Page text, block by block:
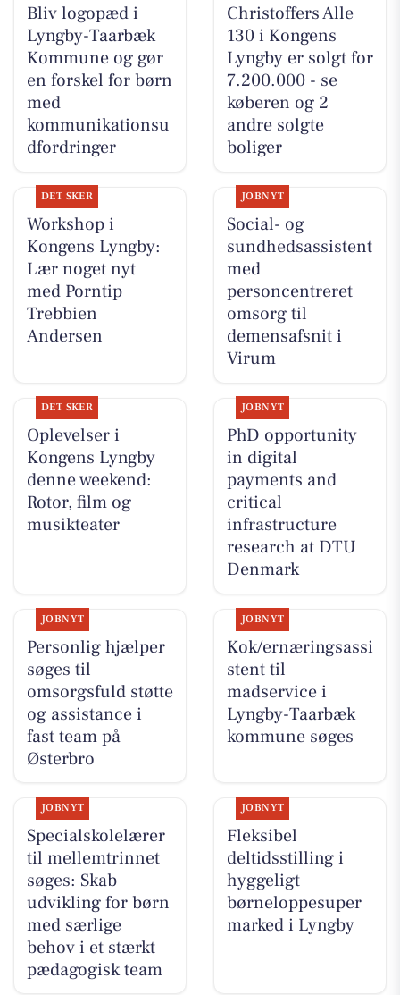
Bliv logopæd i
Lyngby-Taarbæk
Kommune og gør
en forskel for børn
med
kommunikationsu
dfordringer
Christoffers Alle
130 i Kongens
Lyngby er solgt for
7.200.000 - se
køberen og 2
andre solgte
boliger
DET SKER
Workshop i
Kongens Lyngby:
Lær noget nyt
med Porntip
Trebbien
Andersen
JOBNYT
Social- og
sundhedsassistent
med
personcentreret
omsorg til
demensafsnit i
Virum
DET SKER
Oplevelser i
Kongens Lyngby
denne weekend:
Rotor, film og
musikteater
JOBNYT
PhD opportunity
in digital
payments and
critical
infrastructure
research at DTU
Denmark
JOBNYT
Personlig hjælper
søges til
omsorgsfuld støtte
og assistance i
fast team på
Østerbro
JOBNYT
Kok/ernæringsassi
stent til
madservice i
Lyngby-Taarbæk
kommune søges
JOBNYT
Specialskolelærer
til mellemtrinnet
søges: Skab
udvikling for børn
med særlige
behov i et stærkt
pædagogisk team
JOBNYT
Fleksibel
deltidsstilling i
hyggeligt
børneloppesuper
marked i Lyngby